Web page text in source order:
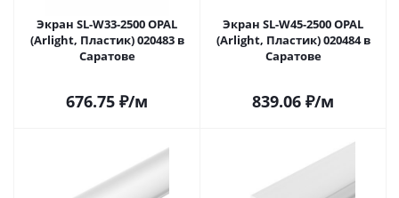
Экран SL-W33-2500 OPAL
(Arlight, Пластик) 020483 в
Саратове
676.75 ₽/м
Экран SL-W45-2500 OPAL
(Arlight, Пластик) 020484 в
Саратове
839.06 ₽/м